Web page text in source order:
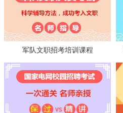
军队文职招考培训课程